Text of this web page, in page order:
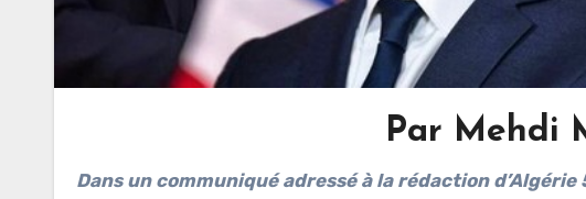
Par Mehdi
Dans un communiqué adressé à la rédaction d’Algérie 54, et qui sera rendu public ce jeudi 22 mai, les